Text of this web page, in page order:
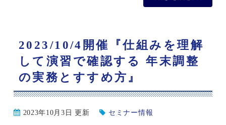
2023/10/4開催『仕組みを理解
して演習で確認する 年末調整
の実務とすすめ方』
2023年10月3日 更新 セミナー情報